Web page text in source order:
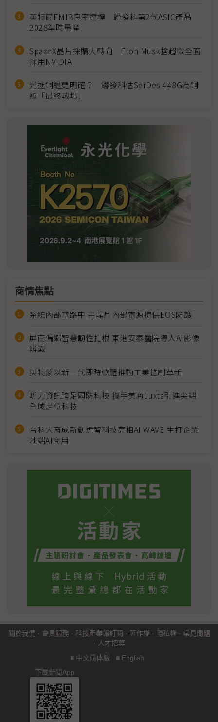
英特爾EMIB良率達標 聯發科第2代ASIC產品
2028準時量產
SpaceX晶片採購大轉向 Elon Musk捨超微全面
採用NVIDIA
光進銅退更明確？ 聯發科估SerDes 448G為銅
線「最終戰場」
商情焦點
系統內部電路中 主晶片內部電源提供EOS防護
屏南偏鄉智慧韌性扎根 東港安泰醫院導入AI影像
辨識
英特蒙以新一代即時軟體推動工業控制革新
昕力資訊跨足國防科技 攜手美商Juxta引進尖端
全域定位科技
台科大育成新創虎智科技亮相AI WAVE 主打企業
地端AI商用
關於我們 · 會員服務 · 科技產業報訂閱 · 著作權 · 隱私權 · 常見問題
· 人才招募
■ 中文简体版 ■ English
下載新聞App